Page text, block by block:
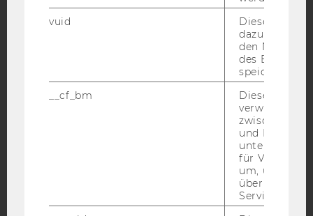
Blog
Bluesky
BARRIEREFREIHEITSERKLÄRUNG WEBSEITE
vuid
Dieser
dazu
den
des
speichern.
__cf_bm
Dieses
verwendet,
zwischen
und Bots zu
für Vimeo
um, um
über die
Service zu